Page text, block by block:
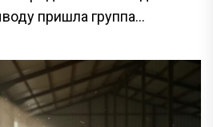
пришла группа...